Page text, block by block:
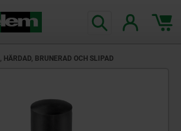
HÄRDAD, BRUNERAD OCH SLIPAD